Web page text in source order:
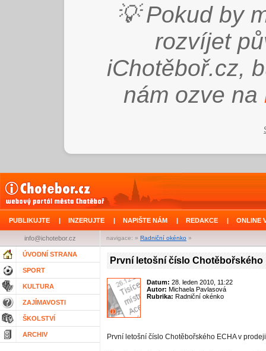
💡 Pokud by
rozvíjet
iChotěboř.cz,
nám ozve na
PUBLIKUJTE | INZERUJTE | NAPIŠTE NÁM | REDAKCE | ONLINE
navigace: » Radniční okénko »
info@ichotebor.cz
ÚVODNÍ STRANA
SPORT
KULTURA
ZAJÍMAVOSTI
ŠKOLSTVÍ
ARCHIV
První letošní číslo Chotěbořského
Datum: 28. leden 2010, 11:22
Autor: Michaela Pavlasová
Rubrika: Radniční okénko
První letošní číslo Chotěbořského ECHA v prodeji